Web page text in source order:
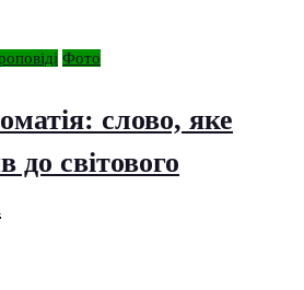
Фото
слово, яке
до світового